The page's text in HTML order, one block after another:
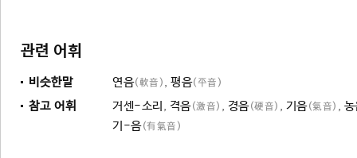
관련 어휘
비슷한말 연음(軟音) , 평음(平音)
참고 어휘 거센-소리 , 격음(激音) , 경음(硬音) , 기음(氣音) , 농
기-음(有氣音)